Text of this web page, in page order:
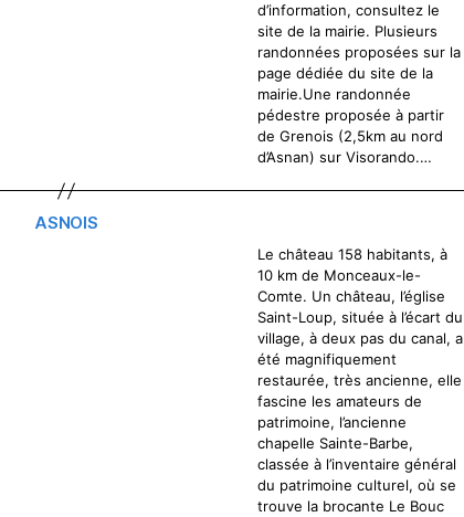
d’information, consultez le
site de la mairie. Plusieurs
randonnées proposées sur la
page dédiée du site de la
mairie.Une randonnée
pédestre proposée à partir
de Grenois (2,5km au nord
d’Asnan) sur Visorando.…
ASNOIS
Le château 158 habitants, à
10 km de Monceaux-le-
Comte. Un château, l’église
Saint-Loup, située à l’écart du
village, à deux pas du canal, a
été magnifiquement
restaurée, très ancienne, elle
fascine les amateurs de
patrimoine, l’ancienne
chapelle Sainte-Barbe,
classée à l’inventaire général
du patrimoine culturel, où se
trouve la brocante Le Bouc